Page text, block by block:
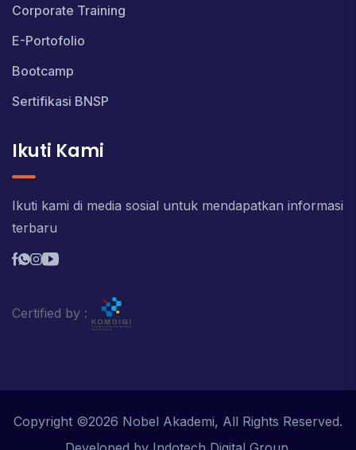
Corporate Training
E-Portofolio
Bootcamp
Sertifikasi BNSP
Ikuti Kami
Ikuti kami di media sosial untuk mendapatkan informasi
terbaru
Certified by :
Copyright ©2026 Nobel Akademi, All Rights Reserved.